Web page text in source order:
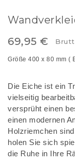
69,95 €
Größe 400 x 80 mm (
Die Eiche ist ein
vielseitig
versprüht einen
einen modernen
Holzriemchen
holen Sie sich
die Ruhe in Ihre